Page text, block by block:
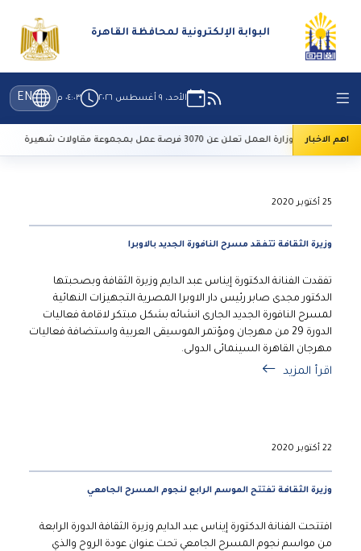
البوابة الإلكترونية لمحافظة القاهرة
الأحد، ٩ أغسطس ٢٠٢٦ ٠٤:٠٣ م EN
اهم الاخباروزارة العمل تعلن عن 3070 فرصة عمل بمجموعة مقاولات شهيرة
25 أكتوبر 2020
وزيرة الثقافة تتفقد مسرح النافورة الجديد بالاوبرا
تفقدت الفنانة الدكتورة إيناس عبد الدايم وزيرة الثقافة وبصحبتها
الدكتور مجدى صابر رئيس دار الاوبرا المصرية التجهيزات النهائية
لمسرح النافورة الجديد الجارى انشائه بشكل مبتكر لاقامة فعاليات
الدورة 29 من مهرجان ومؤتمر الموسيقى العربية واستضافة فعاليات
مهرجان القاهرة السينمائى الدولى.
اقرأ المزيد
22 أكتوبر 2020
وزيرة الثقافة تفتتح الموسم الرابع لنجوم المسرح الجامعي
افتتحت الفنانة الدكتورة إيناس عبد الدايم وزيرة الثقافة الدورة الرابعة
من مواسم نجوم المسرح الجامعي تحت عنوان عودة الروح والذي